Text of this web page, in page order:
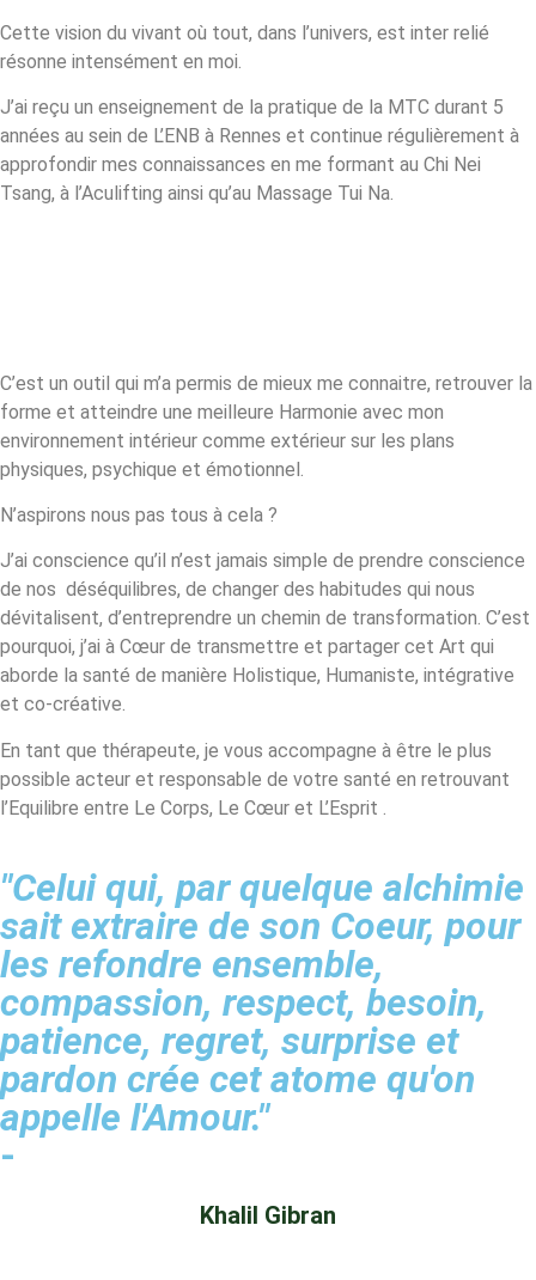
Cette vision du vivant où tout, dans l’univers, est inter relié
résonne intensément en moi.
J’ai reçu un enseignement de la pratique de la MTC durant 5
années au sein de L’ENB à Rennes et continue régulièrement à
approfondir mes connaissances en me formant au Chi Nei
Tsang, à l’Aculifting ainsi qu’au Massage Tui Na.
C’est un outil qui m’a permis de mieux me connaitre, retrouver la
forme et atteindre une meilleure Harmonie avec mon
environnement intérieur comme extérieur sur les plans
physiques, psychique et émotionnel.
N’aspirons nous pas tous à cela ?
J’ai conscience qu’il n’est jamais simple de prendre conscience
de nos déséquilibres, de changer des habitudes qui nous
dévitalisent, d’entreprendre un chemin de transformation. C’est
pourquoi, j’ai à Cœur de transmettre et partager cet Art qui
aborde la santé de manière Holistique, Humaniste, intégrative
et co-créative.
En tant que thérapeute, je vous accompagne à être le plus
possible acteur et responsable de votre santé en retrouvant
l’Equilibre entre Le Corps, Le Cœur et L’Esprit .
"Celui qui, par quelque alchimie
sait extraire de son Coeur, pour
les refondre ensemble,
compassion, respect, besoin,
patience, regret, surprise et
pardon crée cet atome qu'on
appelle l'Amour."
-
Khalil Gibran